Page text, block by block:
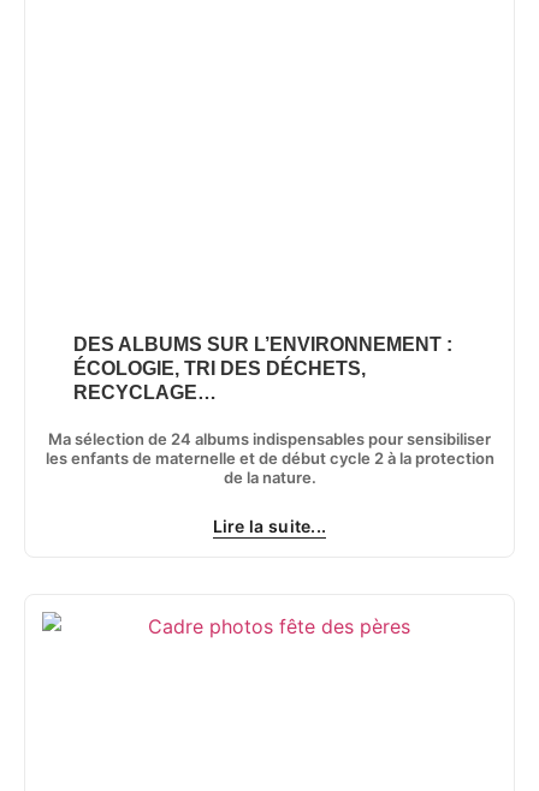
DES ALBUMS SUR L’ENVIRONNEMENT :
ÉCOLOGIE, TRI DES DÉCHETS,
RECYCLAGE…
Ma sélection de 24 albums indispensables pour sensibiliser
les enfants de maternelle et de début cycle 2 à la protection
de la nature.
Lire la suite...